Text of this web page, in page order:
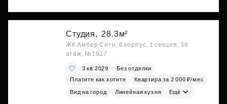
Студия, 28.3м²
ЖК Амбер Сити, 6 корпус, 1 секция, 36
этаж, №1927
3 кв 2029
Без отделки
Платите как хотите
Квартира за 2 000 ₽/мес
Вид на город Линейная кухня Ещё